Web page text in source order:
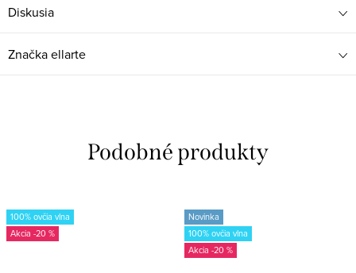
Diskusia
Značkaellarte
100% ovčia vlna
-20 %
Novinka
100% ovčia vlna
-20 %